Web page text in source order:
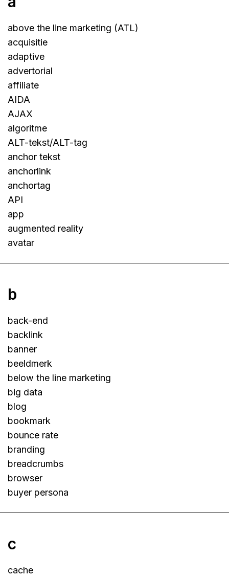
above the line marketing (ATL)
acquisitie
adaptive
advertorial
affiliate
AIDA
AJAX
algoritme
ALT-tekst/ALT-tag
anchor tekst
anchorlink
anchortag
API
app
augmented reality
avatar
b
back-end
backlink
banner
beeldmerk
below the line marketing
big data
blog
bookmark
bounce rate
branding
breadcrumbs
browser
buyer persona
c
cache